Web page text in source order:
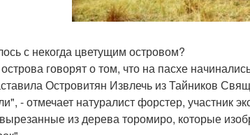
с некогда цветущим островом?
говорят о том, что на пасхе
Островитян Извлечь из Тайников
- отмечает натуралист форстер, участник
из дерева торомиро, которые